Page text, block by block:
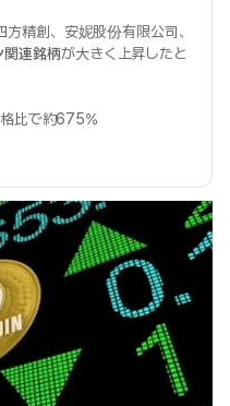
精創、安妮股份有限公司、
関連銘柄が大きく上昇したと
比で約675%